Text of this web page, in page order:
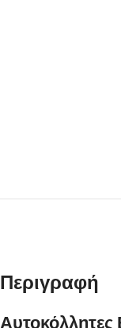
Περιγραφή